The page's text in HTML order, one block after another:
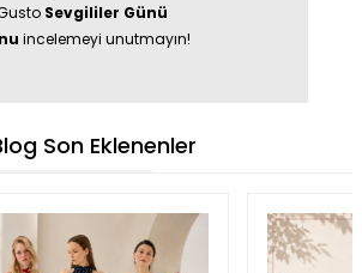
Sevgililer Günü
incelemeyi unutmayın!
Son Eklenenler